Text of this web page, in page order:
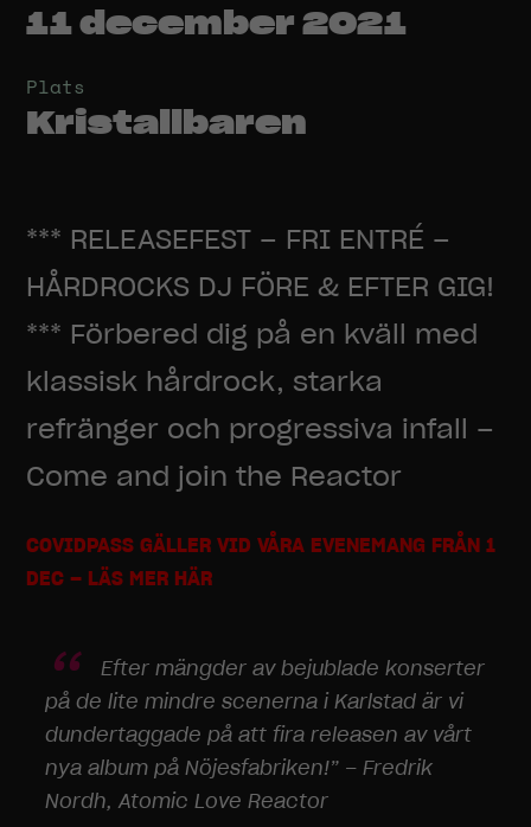
11 december 2021
Plats
Kristallbaren
*** RELEASEFEST – FRI ENTRÉ –
HÅRDROCKS DJ FÖRE & EFTER GIG!
*** Förbered dig på en kväll med
klassisk hårdrock, starka
refränger och progressiva infall –
Come and join the Reactor
COVIDPASS GÄLLER VID VÅRA EVENEMANG FRÅN 1
DEC – LÄS MER HÄR
Efter mängder av bejublade konserter
på de lite mindre scenerna i Karlstad är vi
dundertaggade på att fira releasen av vårt
nya album på Nöjesfabriken!” – Fredrik
Nordh, Atomic Love Reactor